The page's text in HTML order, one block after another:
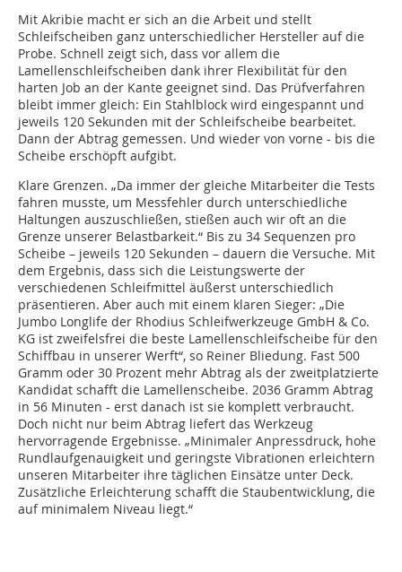
Mit Akribie macht er sich an die Arbeit und stellt
Schleifscheiben ganz unterschiedlicher Hersteller auf die
Probe. Schnell zeigt sich, dass vor allem die
Lamellenschleifscheiben dank ihrer Flexibilität für den
harten Job an der Kante geeignet sind. Das Prüfverfahren
bleibt immer gleich: Ein Stahlblock wird eingespannt und
jeweils 120 Sekunden mit der Schleifscheibe bearbeitet.
Dann der Abtrag gemessen. Und wieder von vorne - bis die
Scheibe erschöpft aufgibt.
Klare Grenzen. „Da immer der gleiche Mitarbeiter die Tests
fahren musste, um Messfehler durch unterschiedliche
Haltungen auszuschließen, stießen auch wir oft an die
Grenze unserer Belastbarkeit.“ Bis zu 34 Sequenzen pro
Scheibe – jeweils 120 Sekunden – dauern die Versuche. Mit
dem Ergebnis, dass sich die Leistungswerte der
verschiedenen Schleifmittel äußerst unterschiedlich
präsentieren. Aber auch mit einem klaren Sieger: „Die
Jumbo Longlife der Rhodius Schleifwerkzeuge GmbH & Co.
KG ist zweifelsfrei die beste Lamellenschleifscheibe für den
Schiffbau in unserer Werft“, so Reiner Bliedung. Fast 500
Gramm oder 30 Prozent mehr Abtrag als der zweitplatzierte
Kandidat schafft die Lamellenscheibe. 2036 Gramm Abtrag
in 56 Minuten - erst danach ist sie komplett verbraucht.
Doch nicht nur beim Abtrag liefert das Werkzeug
hervorragende Ergebnisse. „Minimaler Anpressdruck, hohe
Rundlaufgenauigkeit und geringste Vibrationen erleichtern
unseren Mitarbeiter ihre täglichen Einsätze unter Deck.
Zusätzliche Erleichterung schafft die Staubentwicklung, die
auf minimalem Niveau liegt.“